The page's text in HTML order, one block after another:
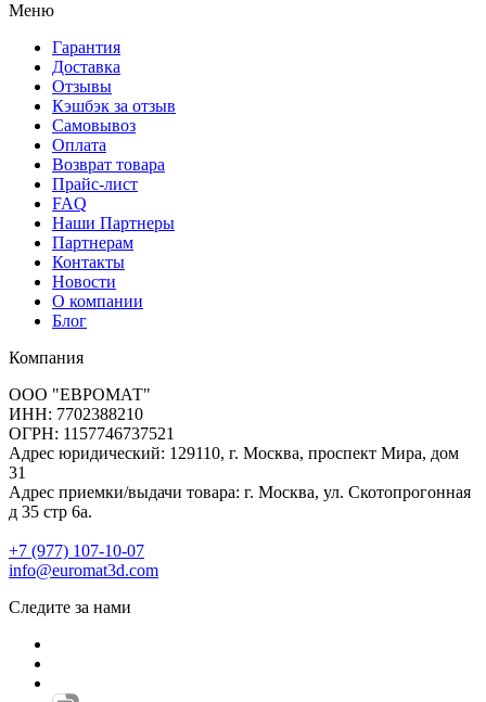
Меню
Гарантия
Доставка
Отзывы
Кэшбэк за отзыв
Самовывоз
Оплата
Возврат товара
Прайс-лист
FAQ
Наши Партнеры
Партнерам
Контакты
Новости
О компании
Блог
Компания
ООО "ЕВРОМАТ"
ИНН: 7702388210
ОГРН: 1157746737521
Адрес юридический: 129110, г. Москва, проспект Мира, дом
31
Адрес приемки/выдачи товара: г. Москва, ул. Скотопрогонная
д 35 стр 6а.
+7 (977) 107-10-07
info@euromat3d.com
Следите за нами